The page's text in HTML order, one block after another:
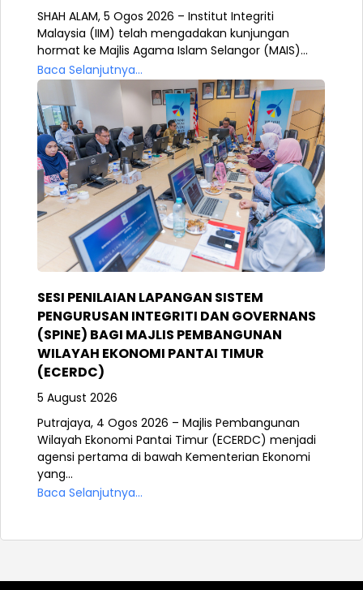
SHAH ALAM, 5 Ogos 2026 – Institut Integriti
Malaysia (IIM) telah mengadakan kunjungan
hormat ke Majlis Agama Islam Selangor (MAIS)...
Baca Selanjutnya...
SESI PENILAIAN LAPANGAN SISTEM
PENGURUSAN INTEGRITI DAN GOVERNANS
(SPINE) BAGI MAJLIS PEMBANGUNAN
WILAYAH EKONOMI PANTAI TIMUR
(ECERDC)
5 August 2026
Putrajaya, 4 Ogos 2026 – Majlis Pembangunan
Wilayah Ekonomi Pantai Timur (ECERDC) menjadi
agensi pertama di bawah Kementerian Ekonomi
yang...
Baca Selanjutnya...